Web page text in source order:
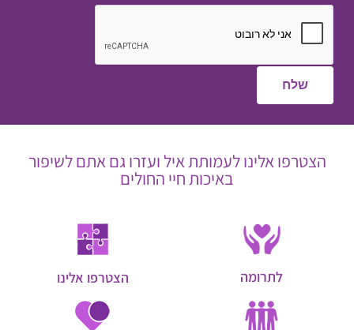
הצטרפו אלינו לעמותת איל ועזרו גם אתם לשיפור
באיכות חיי החולים
לתרומה הצטרפו אלינו